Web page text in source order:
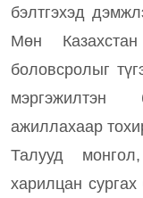
бэлтгэхэд
Мөн
боловсролыг
мэргэжилтэн
ажиллахаар
Талууд
харилцан